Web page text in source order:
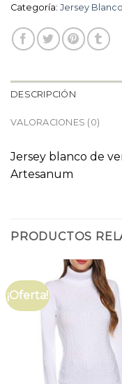
Categoría: Jersey
DESCRIPCIÓN
VALORACIONES (0)
Jersey blanco de
Artesanum
PRODUCTOS
¡Oferta!